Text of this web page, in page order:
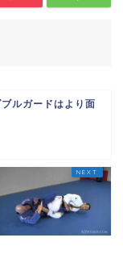
ルガードはより面